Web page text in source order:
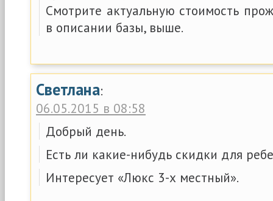
Смотрите актуальную стоимость
в описании базы, выше.
Светлана:
06.05.2015 в 08:58
Добрый день.
Есть ли какие-нибудь скидки для
Интересует «Люкс 3-х местный».